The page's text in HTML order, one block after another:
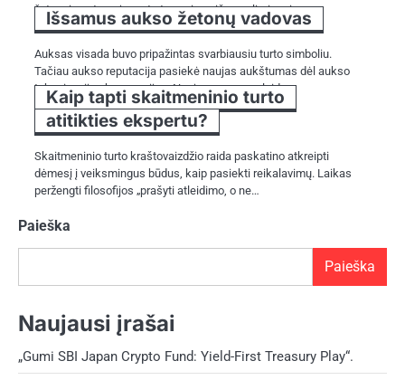
žetonai pastaruoju metu tapo vienu iš populiariausių…
Išsamus aukso žetonų vadovas
Auksas visada buvo pripažintas svarbiausiu turto simboliu.
Tačiau aukso reputacija pasiekė naujas aukštumas dėl aukso
tokenizacijos koncepcijos. Naujas procesas leido…
Kaip tapti skaitmeninio turto
atitikties ekspertu?
Skaitmeninio turto kraštovaizdžio raida paskatino atkreipti
dėmesį į veiksmingus būdus, kaip pasiekti reikalavimų. Laikas
peržengti filosofijos „prašyti atleidimo, o ne…
Paieška
Paieška
Naujausi įrašai
„Gumi SBI Japan Crypto Fund: Yield-First Treasury Play“.